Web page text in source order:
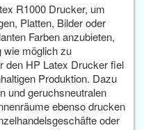
R1000 Drucker, um
Platten, Bilder oder
Farben anzubieten,
wie möglich zu
den HP Latex Drucker fiel
Produktion. Dazu
und geruchsneutralen
ebenso drucken
oder